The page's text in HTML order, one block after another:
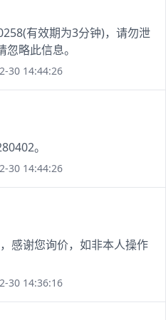
有效期为3分钟)，请勿泄
略此信息。
30 14:44:26
。
30 14:44:26
感谢您询价，如非本人操作
30 14:36:16